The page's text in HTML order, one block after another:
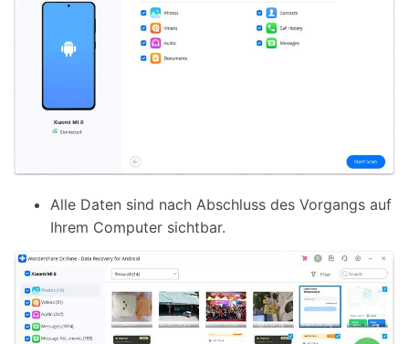
Alle Daten sind nach Abschluss des Vorgangs auf
Ihrem Computer sichtbar.